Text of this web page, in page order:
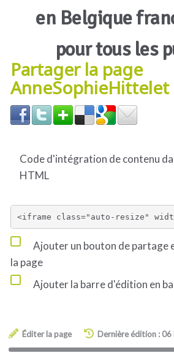
en Belgique
pour tous les
Partager la page
AnneSophieHittelet
Code d'intégration de contenu
HTML
Ajouter un bouton de partage
la page
Ajouter la barre d'édition en
Éditer la page Dernière édition :